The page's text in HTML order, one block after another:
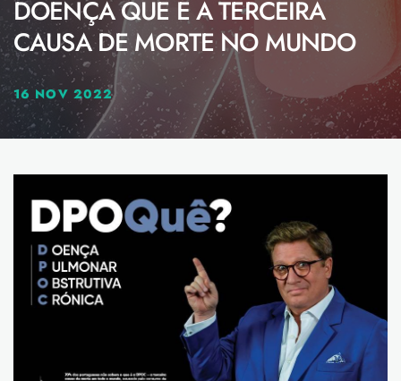
DOENÇA QUE É A TERCEIRA
CAUSA DE MORTE NO MUNDO
16 NOV 2022